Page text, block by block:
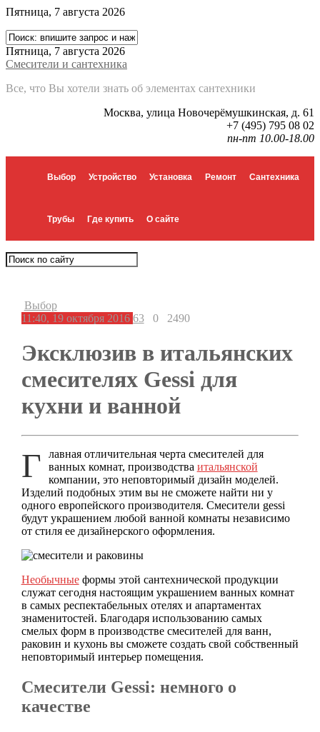
Пятница, 7 августа 2026
Пятница, 7 августа 2026
Смесители и сантехника
Все, что Вы хотели знать об элементах сантехники
Москва, улица Новочерёмушкинская, д. 61
+7 (495) 795 08 02
пн-пт 10.00-18.00
Выбор Устройство Установка Ремонт Сантехника
Трубы Где купить О сайте
Выбор
11:40, 19 октября 2016 63 0 2490
Эксклюзив в итальянских
смесителях Gessi для
кухни и ванной
Главная отличительная черта смесителей для ванных комнат, производства итальянской
компании, это неповторимый дизайн моделей.
Изделий подобных этим вы не сможете найти ни у
одного европейского производителя. Смесители gessi
будут украшением любой ванной комнаты независимо
от стиля ее дизайнерского оформления.
Необычныеформы этой сантехнической продукции
служат сегодня настоящим украшением ванных комнат
в самых респектабельных отелях и апартаментах
знаменитостей. Благодаря использованию самых
смелых форм в производстве смесителей для ванн,
раковин и кухонь вы сможете создать свой собственный
неповторимый интерьер помещения.
Смесители Gessi: немного о
качестве